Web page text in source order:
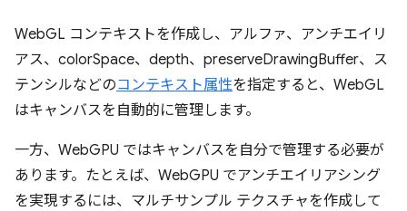
WebGL コンテキストを作成し、アルファ、アンチエイリ
アス、colorSpace、depth、preserveDrawingBuffer、ス
テンシルなどのコンテキスト属性を指定すると、WebGL
はキャンバスを自動的に管理します。
一方、WebGPU ではキャンバスを自分で管理する必要が
あります。たとえば、WebGPU でアンチエイリアシング
を実現するには、マルチサンプル テクスチャを作成して